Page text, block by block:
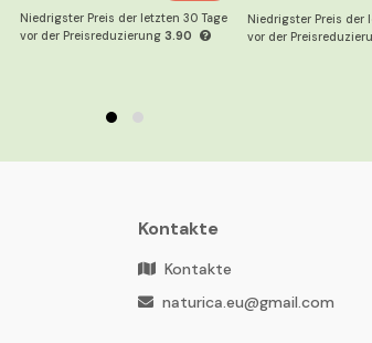
Niedrigster Preis der letzten 30 Tage
vor der Preisreduzierung 3.90
Niedrigster Preis der
vor der
Kontakte
Kontakte
naturica.eu@gmail.com